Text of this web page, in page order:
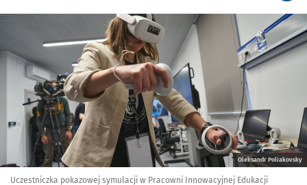
Kliknij, aby powiększyć
Oleksandr Poliakovsky
Uczestniczka pokazowej symulacji w Pracowni Innowacyjnej Edukacji